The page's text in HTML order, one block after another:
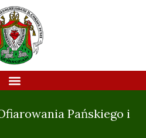
Pańskiego i